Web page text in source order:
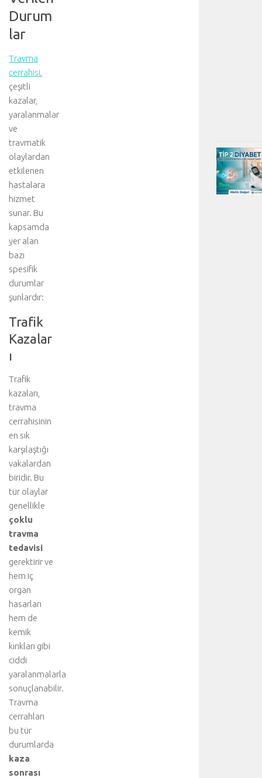
Durum
lar
Travma
cerrahisi
çeşitli
kazalar,
yaralanmalar
ve
travmatik
olaylardan
etkilenen
hastalara
hizmet
sunar. Bu
kapsamda
yer alan
bazı
spesifik
durumlar
şunlardır:
Trafik
Kazalar
ı
Trafik
kazaları,
travma
cerrahisinin
en sık
karşılaştığı
vakalardan
biridir. Bu
tür olaylar
genellikle
çoklu
travma
tedavisi
gerektirir ve
hem iç
organ
hasarları
hem de
kemik
kırıkları gibi
ciddi
yaralanmalarla
sonuçlanabilir.
Travma
cerrahları
bu tür
durumlarda
kaza
sonrası